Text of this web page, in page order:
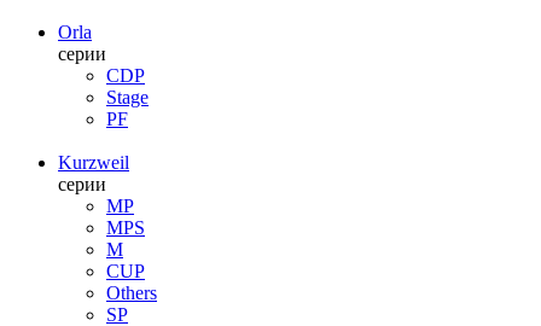
Orla
серии
CDP
Stage
PF
Kurzweil
серии
MP
MPS
M
CUP
Others
SP